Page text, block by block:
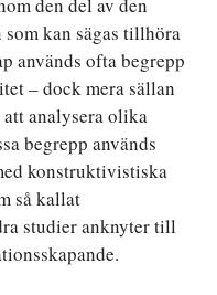
kan sägas tillhöra
används ofta begrepp
­– dock mera sällan
analysera olika
begrepp används
konstruktivistiska
så kallat
studier anknyter till